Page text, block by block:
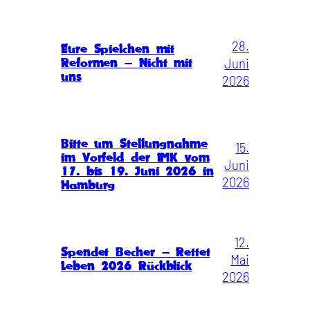
Eure Spielchen mit
Reformen – Nicht mit
uns
28.
Juni
2026
Bitte um Stellungnahme
im Vorfeld der IMK vom
17. bis 19. Juni 2026 in
Hamburg
15.
Juni
2026
Spendet Becher – Rettet
Leben 2026 Rückblick
12.
Mai
2026